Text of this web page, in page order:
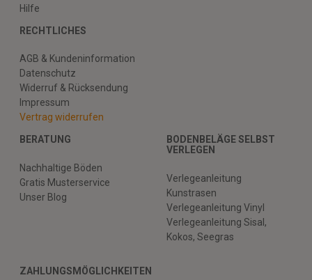
Hilfe
RECHTLICHES
AGB & Kundeninformation
Datenschutz
Widerruf & Rücksendung
Impressum
Vertrag widerrufen
BERATUNG
Nachhaltige Böden
Gratis Musterservice
Unser Blog
BODENBELÄGE SELBST
VERLEGEN
Verlegeanleitung
Kunstrasen
Verlegeanleitung Vinyl
Verlegeanleitung Sisal,
Kokos, Seegras
ZAHLUNGSMÖGLICHKEITEN